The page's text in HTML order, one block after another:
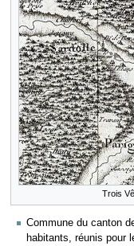
Trois
Commune du canton
habitants, réunis pour